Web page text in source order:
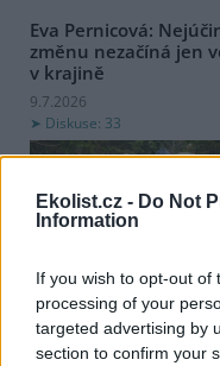
Ekolist.cz - Do Not
Information
If you wish to opt-out of
processing of your
targeted advertising by
section to confirm your
Eva Pernicová:
změnu nezačíná jen
v krajině
9.7.2026
Diskuse: 33
mokřadech, které
režim, ale také celkově
měnícího se klimatu.